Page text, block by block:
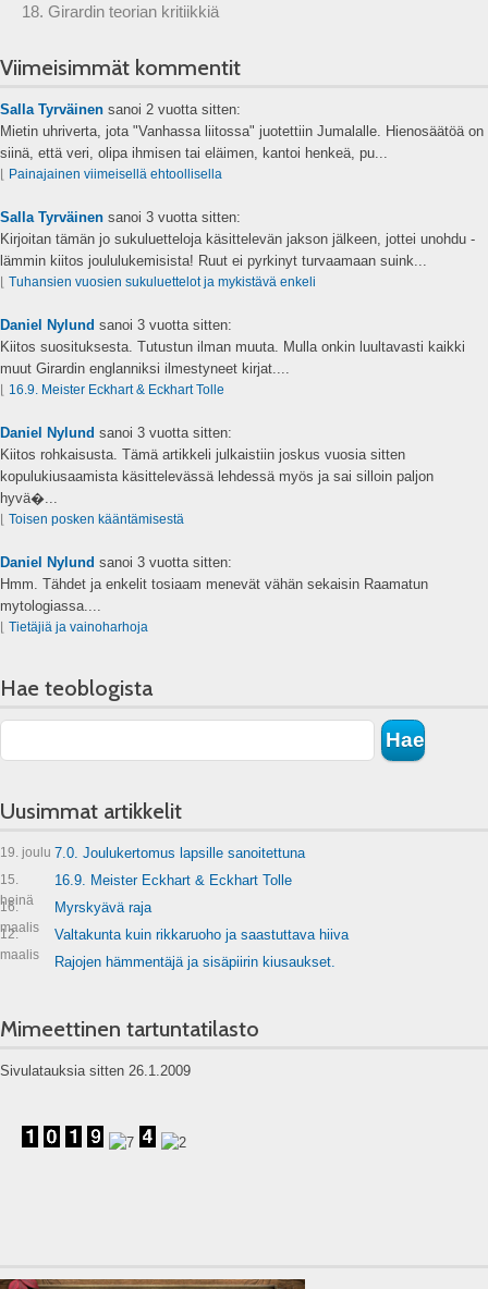
18. Girardin teorian kritiikkiä
Viimeisimmät kommentit
Salla Tyrväinen sanoi 2 vuotta sitten:
Mietin uhriverta, jota "Vanhassa liitossa" juotettiin Jumalalle. Hienosäätöä on
siinä, että veri, olipa ihmisen tai eläimen, kantoi henkeä, pu...
⌊ Painajainen viimeisellä ehtoollisella
Salla Tyrväinen sanoi 3 vuotta sitten:
Kirjoitan tämän jo sukuluetteloja käsittelevän jakson jälkeen, jottei unohdu -
lämmin kiitos joululukemisista! Ruut ei pyrkinyt turvaamaan suink...
⌊ Tuhansien vuosien sukuluettelot ja mykistävä enkeli
Daniel Nylund sanoi 3 vuotta sitten:
Kiitos suosituksesta. Tutustun ilman muuta. Mulla onkin luultavasti kaikki
muut Girardin englanniksi ilmestyneet kirjat....
⌊ 16.9. Meister Eckhart & Eckhart Tolle
Daniel Nylund sanoi 3 vuotta sitten:
Kiitos rohkaisusta. Tämä artikkeli julkaistiin joskus vuosia sitten
kopulukiusaamista käsittelevässä lehdessä myös ja sai silloin paljon
hyvä�...
⌊ Toisen posken kääntämisestä
Daniel Nylund sanoi 3 vuotta sitten:
Hmm. Tähdet ja enkelit tosiaam menevät vähän sekaisin Raamatun
mytologiassa....
⌊ Tietäjiä ja vainoharhoja
Hae teoblogista
Uusimmat artikkelit
19. joulu 7.0. Joulukertomus lapsille sanoitettuna
15.
heinä
16.9. Meister Eckhart & Eckhart Tolle
16.
maalis
Myrskyävä raja
12.
maalis
Valtakunta kuin rikkaruoho ja saastuttava hiiva
Rajojen hämmentäjä ja sisäpiirin kiusaukset.
Mimeettinen tartuntatilasto
Sivulatauksia sitten 26.1.2009